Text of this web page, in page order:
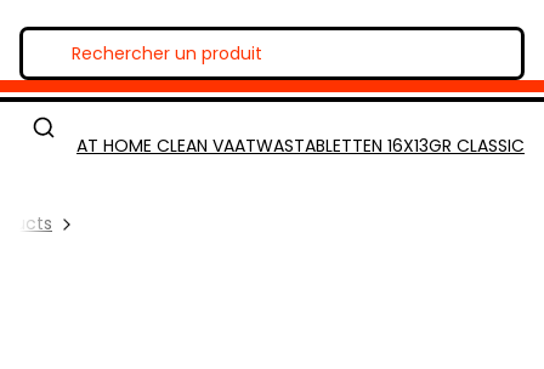
AT HOME CLEAN VAATWASTABLETTEN 16X13GR CLASSIC